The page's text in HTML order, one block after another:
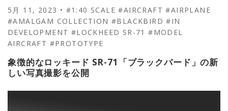
5月 11, 2023 • #1:40 SCALE #AIRCRAFT #AIRPLANE
#AMALGAM COLLECTION #BLACKBIRD #IN
DEVELOPMENT #LOCKHEED SR-71 #MODEL
AIRCRAFT #PROTOTYPE
象徴的なロッキード SR-71「ブラックバード」の新
しい写真撮影を公開